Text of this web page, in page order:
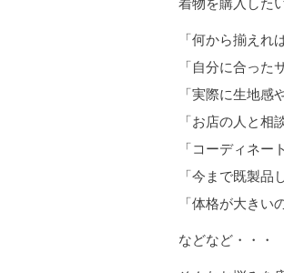
着物を購入した
「何から揃えれ
「自分に合った
「実際に生地感
「お店の人と相
「コーディネー
「今まで既製品
「体格が大きい
などなど・・・